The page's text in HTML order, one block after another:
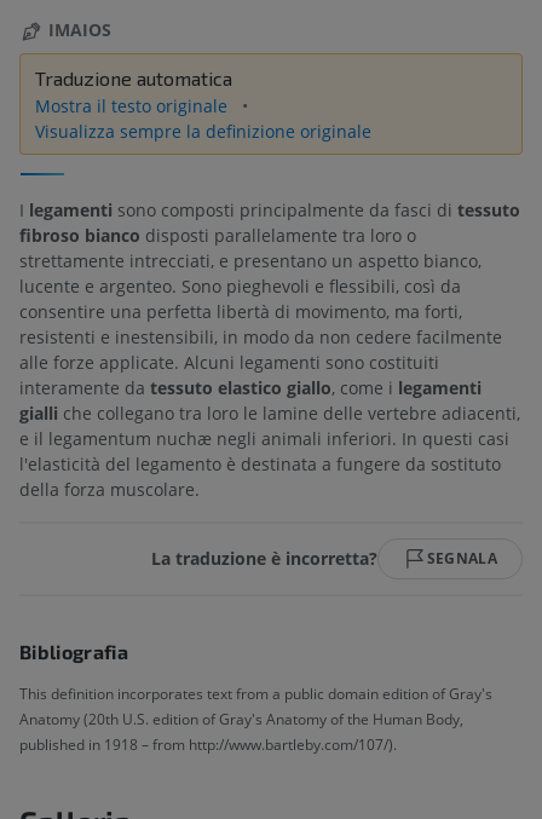
IMAIOS
Traduzione automatica
Mostra il testo originale
Visualizza sempre la definizione originale
I legamenti sono composti principalmente da fasci di tessuto
fibroso bianco disposti parallelamente tra loro o
strettamente intrecciati, e presentano un aspetto bianco,
lucente e argenteo. Sono pieghevoli e flessibili, così da
consentire una perfetta libertà di movimento, ma forti,
resistenti e inestensibili, in modo da non cedere facilmente
alle forze applicate. Alcuni legamenti sono costituiti
interamente da tessuto elastico giallo, come i legamenti
gialli che collegano tra loro le lamine delle vertebre adiacenti,
e il legamentum nuchæ negli animali inferiori. In questi casi
l'elasticità del legamento è destinata a fungere da sostituto
della forza muscolare.
La traduzione è incorretta? SEGNALA
Bibliografia
This definition incorporates text from a public domain edition of Gray's
Anatomy (20th U.S. edition of Gray's Anatomy of the Human Body,
published in 1918 – from http://www.bartleby.com/107/).